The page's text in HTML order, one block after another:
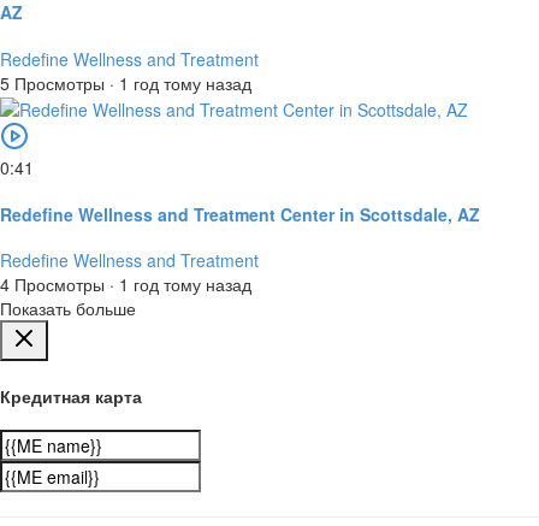
AZ
Redefine Wellness and Treatment
5 Просмотры · 1 год тому назад
0:41
Redefine Wellness and Treatment Center in Scottsdale, AZ
Redefine Wellness and Treatment
4 Просмотры · 1 год тому назад
Показать больше
Кредитная карта